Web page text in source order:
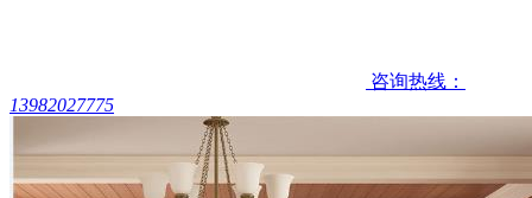
咨询热线：
13982027775